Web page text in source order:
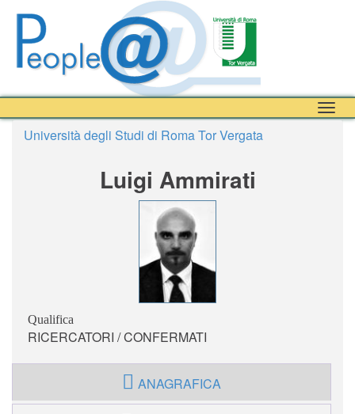
Università degli Studi di Roma Tor Vergata
Luigi Ammirati
Qualifica
RICERCATORI / CONFERMATI
ANAGRAFICA